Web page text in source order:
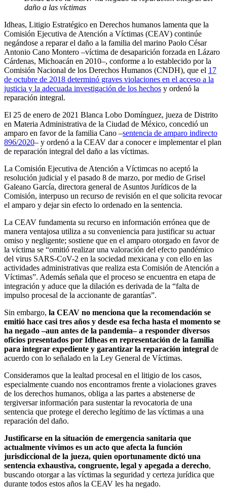
daño a las víctimas
Idheas, Litigio Estratégico en Derechos humanos lamenta que la
Comisión Ejecutiva de Atención a Víctimas (CEAV) continúe
negándose a reparar el daño a la familia del marino Paolo César
Antonio Cano Montero –víctima de desaparición forzada en Lázaro
Cárdenas, Michoacán en 2010–, conforme a lo establecido por la
Comisión Nacional de los Derechos Humanos (CNDH), que el 17
de octubre de 2018 determinó graves violaciones en el acceso a la
justicia y la adecuada investigación de los hechos y ordenó la
reparación integral.
El 25 de enero de 2021 Blanca Lobo Domínguez, jueza de Distrito
en Materia Administrativa de la Ciudad de México, concedió un
amparo en favor de la familia Cano –sentencia de amparo indirecto
896/2020– y ordenó a la CEAV dar a conocer e implementar el plan
de reparación integral del daño a las víctimas.
La Comisión Ejecutiva de Atención a Víctimcas no aceptó la
resolución judicial y el pasado 8 de marzo, por medio de Grisel
Galeano García, directora general de Asuntos Jurídicos de la
Comisión, interpuso un recurso de revisión en el que solicita revocar
el amparo y dejar sin efecto lo ordenado en la sentencia.
La CEAV fundamenta su recurso en información errónea que de
manera ventajosa utiliza a su conveniencia para justificar su actuar
omiso y negligente; sostiene que en el amparo otorgado en favor de
la víctima se “omitió realizar una valoración del efecto pandémico
del virus SARS-CoV-2 en la sociedad mexicana y con ello en las
actividades administrativas que realiza esta Comisión de Atención a
Víctimas”. Además señala que el proceso se encuentra en etapa de
integración y aduce que la dilación es derivada de la “falta de
impulso procesal de la accionante de garantías”.
Sin embargo, la CEAV no menciona que la recomendación se
emitió hace casi tres años y desde esa fecha hasta el momento se
ha negado –aun antes de la pandemia– a responder diversos
oficios presentados por Idheas en representación de la familia
para integrar expediente y garantizar la reparación integral de
acuerdo con lo señalado en la Ley General de Víctimas.
Consideramos que la lealtad procesal en el litigio de los casos,
especialmente cuando nos encontramos frente a violaciones graves
de los derechos humanos, obliga a las partes a abstenerse de
tergiversar información para sustentar la revocatoria de una
sentencia que protege el derecho legítimo de las víctimas a una
reparación del daño.
Justificarse en la situación de emergencia sanitaria que
actualmente vivimos es un acto que afecta la función
jurisdiccional de la jueza, quien oportunamente dictó una
sentencia exhaustiva, congruente, legal y apegada a derecho,
buscando otorgar a las víctimas la seguridad y certeza jurídica que
durante todos estos años la CEAV les ha negado.